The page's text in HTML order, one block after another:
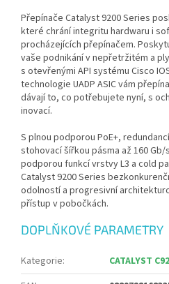
Přepínače Catalyst 9200 Series
které chrání integritu hardwaru i
procházejících přepínačem.
vaše podnikání v nepřetržitém a
s otevřenými API systému Cisco
technologie UADP ASIC vám
dávají to, co potřebujete nyní, s
inovací.
S plnou podporou PoE+,
stohovací šířkou pásma až 160
podporou funkcí vrstvy L3 a cold
Catalyst 9200 Series
odolností a progresivní
přístup v pobočkách.
DOPLŇKOVÉ PARAMETRY
Kategorie:
CATALYST